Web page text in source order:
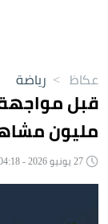
عكاظ > رياضة
مليون مشاهدة و637